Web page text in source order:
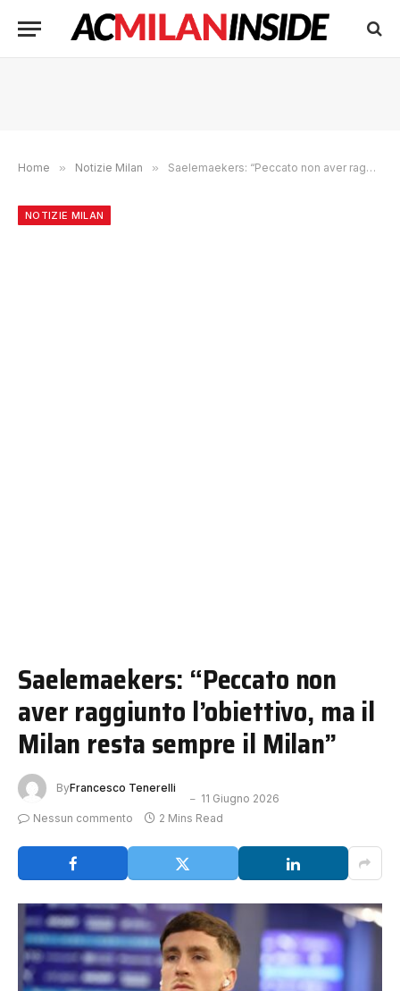
Home » Notizie Milan » Saelemaekers: “Peccato non aver raggiunto l’obiettivo, ma il Milan resta sempre il Milan”
NOTIZIE MILAN
Saelemaekers: “Peccato non
aver raggiunto l’obiettivo, ma il
Milan resta sempre il Milan”
ByFrancesco Tenerelli
11 Giugno 2026
Nessun commento
2 Mins Read